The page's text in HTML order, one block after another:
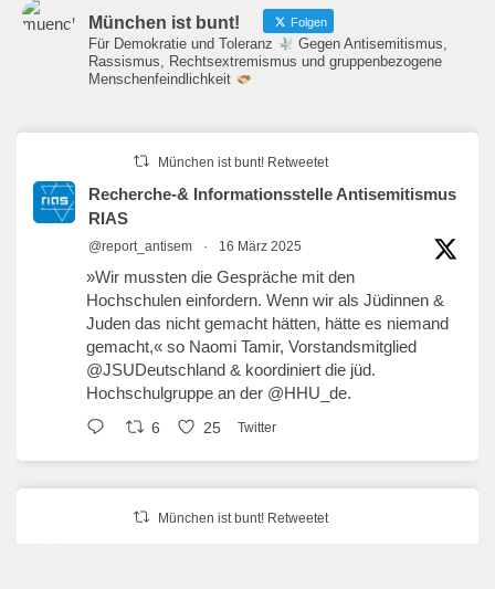
München ist bunt! Folgen
Für Demokratie und Toleranz
Gegen Antisemitismus,
Rassismus, Rechtsextremismus und gruppenbezogene
Menschenfeindlichkeit
München ist bunt! Retweetet
Recherche-& Informationsstelle Antisemitismus
RIAS
@report_antisem · 16 März 2025
»Wir mussten die Gespräche mit den
Hochschulen einfordern. Wenn wir als Jüdinnen &
Juden das nicht gemacht hätten, hätte es niemand
gemacht,« so Naomi Tamir, Vorstandsmitglied
@JSUDeutschland & koordiniert die jüd.
Hochschulgruppe an der @HHU_de.
6 25 Twitter
München ist bunt! Retweetet